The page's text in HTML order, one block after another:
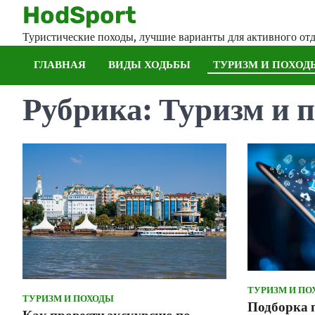
content
HodSport
Туристические походы, лучшие варианты для активного
ГЛАВНАЯ ВИДЫ ХОДЬБЫ ТУРИЗМ И
Рубрика: Туризм и
ТУРИЗМ И ПОХОДЫ
ТУРИЗМ И
Подборка